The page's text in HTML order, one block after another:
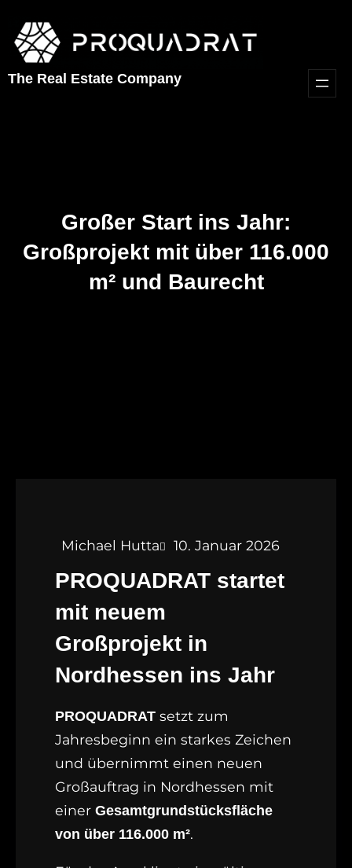
The Real Estate Company
Großer Start ins Jahr:
Großprojekt mit über 116.000
m² und Baurecht
Michael Hutta 10. Januar 2026
PROQUADRAT startet
mit neuem
Großprojekt in
Nordhessen ins Jahr
PROQUADRAT setzt zum
Jahresbeginn ein starkes Zeichen
und übernimmt einen neuen
Großauftrag in Nordhessen mit
einer Gesamtgrundstücksfläche
von über 116.000 m².